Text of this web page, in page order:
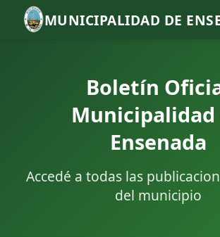
MUNICIPALIDAD DE
Boletín
Municipalidad
Ensenada
Accedé a todas las
del municipio